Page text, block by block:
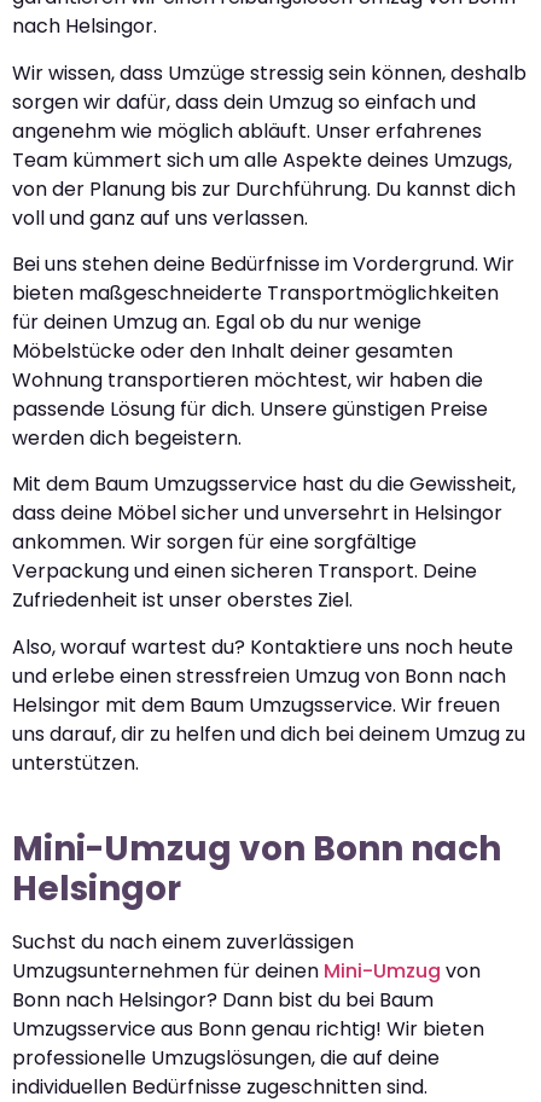
nach Helsingor.
Wir wissen, dass Umzüge stressig sein können, deshalb
sorgen wir dafür, dass dein Umzug so einfach und
angenehm wie möglich abläuft. Unser erfahrenes
Team kümmert sich um alle Aspekte deines Umzugs,
von der Planung bis zur Durchführung. Du kannst dich
voll und ganz auf uns verlassen.
Bei uns stehen deine Bedürfnisse im Vordergrund. Wir
bieten maßgeschneiderte Transportmöglichkeiten
für deinen Umzug an. Egal ob du nur wenige
Möbelstücke oder den Inhalt deiner gesamten
Wohnung transportieren möchtest, wir haben die
passende Lösung für dich. Unsere günstigen Preise
werden dich begeistern.
Mit dem Baum Umzugsservice hast du die Gewissheit,
dass deine Möbel sicher und unversehrt in Helsingor
ankommen. Wir sorgen für eine sorgfältige
Verpackung und einen sicheren Transport. Deine
Zufriedenheit ist unser oberstes Ziel.
Also, worauf wartest du? Kontaktiere uns noch heute
und erlebe einen stressfreien Umzug von Bonn nach
Helsingor mit dem Baum Umzugsservice. Wir freuen
uns darauf, dir zu helfen und dich bei deinem Umzug zu
unterstützen.
Mini-Umzug von Bonn nach
Helsingor
Suchst du nach einem zuverlässigen
Umzugsunternehmen für deinen Mini-Umzug von
Bonn nach Helsingor? Dann bist du bei Baum
Umzugsservice aus Bonn genau richtig! Wir bieten
professionelle Umzugslösungen, die auf deine
individuellen Bedürfnisse zugeschnitten sind.